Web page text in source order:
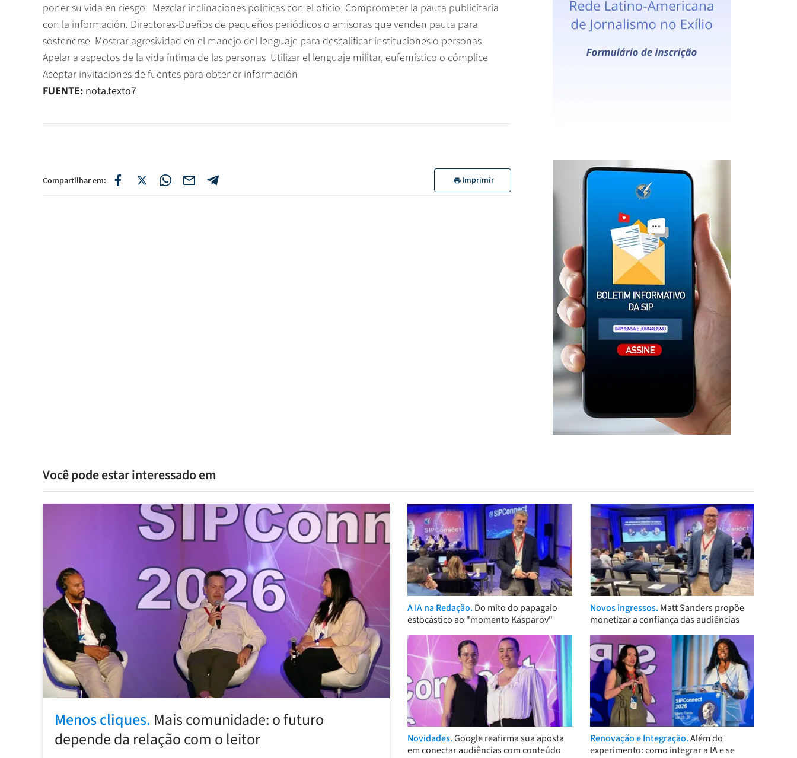
poner su vida en riesgo:  Mezclar inclinaciones políticas con el oficio  Comprometer la pauta publicitaria
con la información. Directores-Dueños de pequeños periódicos o emisoras que venden pauta para
sostenerse  Mostrar agresividad en el manejo del lenguaje para descalificar instituciones o personas 
Apelar a aspectos de la vida íntima de las personas  Utilizar el lenguaje militar, eufemístico o cómplice 
Aceptar invitaciones de fuentes para obtener información
FUENTE: nota.texto7
Compartilhar em: Imprimir
Você pode estar interessado em
Menos cliques. Mais comunidade: o futuro
depende da relação com o leitor
A IA na Redação. Do mito do papagaio
estocástico ao "momento Kasparov"
Novos ingressos. Matt Sanders propõe
monetizar a confiança das audiências
Novidades.Google reafirma sua aposta
em conectar audiências com conteúdo
Renovação e Integração.Além do
experimento: como integrar a IA e se